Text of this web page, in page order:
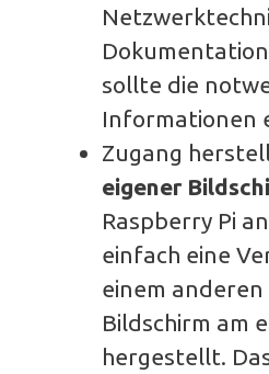
sollte die
Informationen
Zugang
eigener
Raspberry Pi
einfach eine
einem
Bildschirm am
hergestellt.